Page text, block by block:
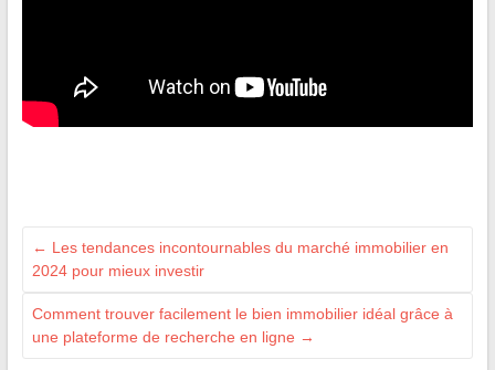
← Les tendances incontournables du marché immobilier en
2024 pour mieux investir
Comment trouver facilement le bien immobilier idéal grâce à
une plateforme de recherche en ligne →